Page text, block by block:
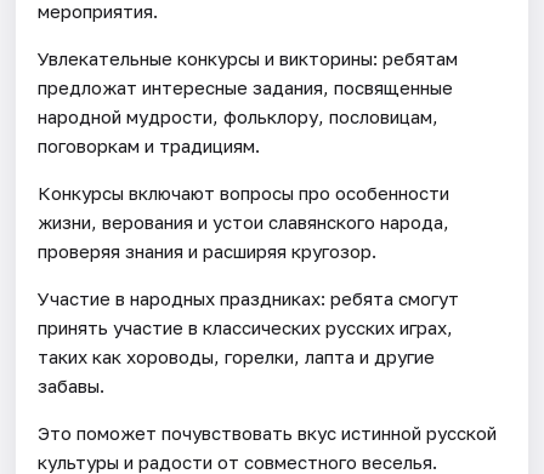
мероприятия.
Увлекательные конкурсы и викторины: ребятам
предложат интересные задания, посвященные
народной мудрости, фольклору, пословицам,
поговоркам и традициям.
Конкурсы включают вопросы про особенности
жизни, верования и устои славянского народа,
проверяя знания и расширяя кругозор.
Участие в народных праздниках: ребята смогут
принять участие в классических русских играх,
таких как хороводы, горелки, лапта и другие
забавы.
Это поможет почувствовать вкус истинной русской
культуры и радости от совместного веселья.